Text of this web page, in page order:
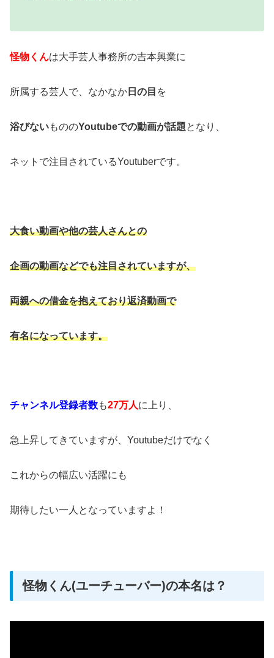
怪物くんは大手芸人事務所の吉本興業に
所属する芸人で、なかなか 日の目 を
浴びないもののYoutubeでの動画が話題となり、
ネットで注目されているYoutuberです。
大食い動画や他の芸人さんとの
企画の動画などでも注目されていますが、
両親への借金を抱えており返済動画で
有名になっています。
チャンネル登録者数も27万人に上り、
急上昇してきていますが、Youtubeだけでなく
これからの幅広い活躍にも
期待したい一人となっていますよ！
怪物くん(ユーチューバー)の本名は？